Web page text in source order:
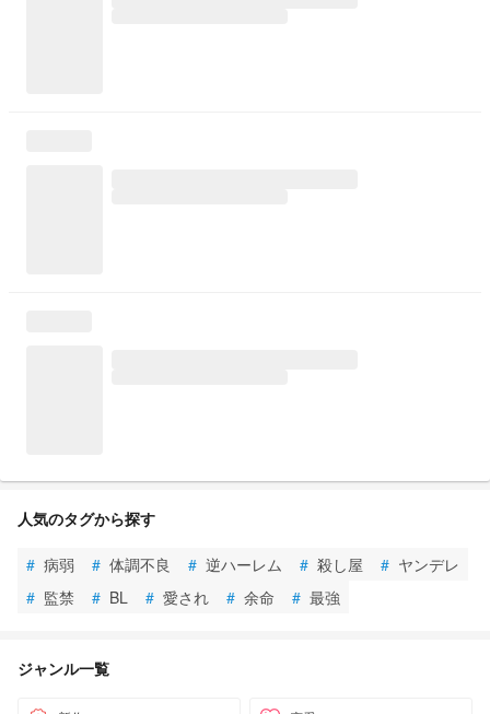
人気のタグから探す
# 病弱 # 体調不良 # 逆ハーレム # 殺し屋 # ヤンデレ
# 監禁 # BL # 愛され # 余命 # 最強
ジャンル一覧